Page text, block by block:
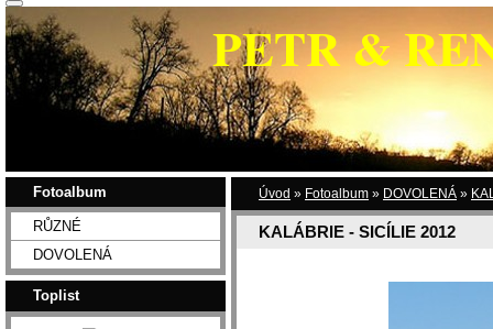
PETR &
Úvod » Fotoalbum » DOVOLENÁ »
KALÁBRIE - SICÍLIE 2012
Fotoalbum
RŮZNÉ
DOVOLENÁ
Toplist